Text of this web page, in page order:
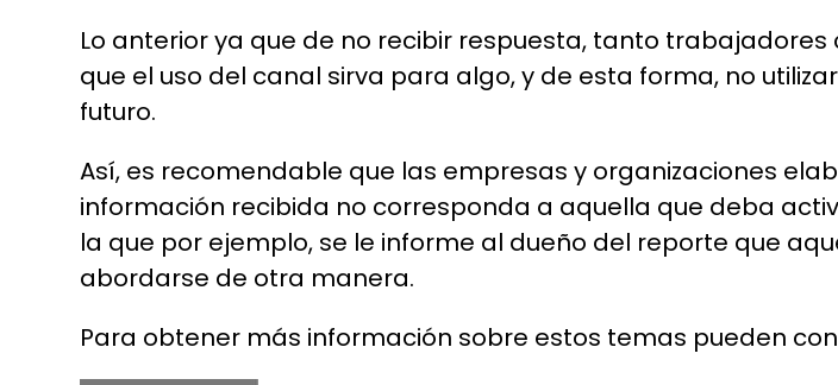
Lo anterior ya que de no recibir respuesta, tanto
que el uso del canal sirva para algo, y de esta forma, no
futuro.
Así, es recomendable que las empresas y organizaciones
información recibida no corresponda a aquella que deba
la que por ejemplo, se le informe al dueño del reporte que
abordarse de otra manera.
Para obtener más información sobre estos temas pueden